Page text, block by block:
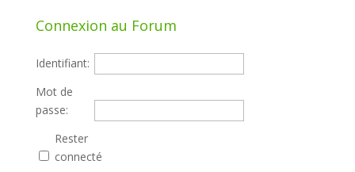
Connexion au Forum
Identifiant:
Mot de
passe:
Rester
connecté